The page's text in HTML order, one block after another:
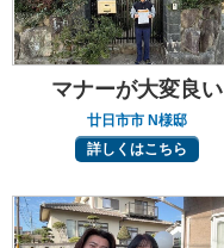
マナーが大変良い
廿日市市 N様邸
詳しくはこちら